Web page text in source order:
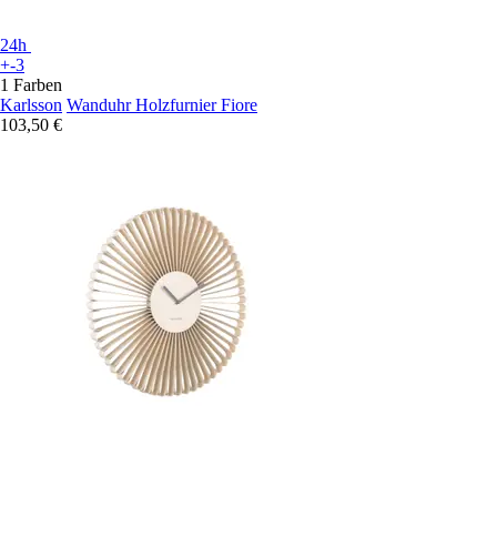
24h
+-3
1 Farben
Karlsson Wanduhr Holzfurnier Fiore
103,50 €